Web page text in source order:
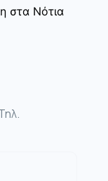
στα Νότια